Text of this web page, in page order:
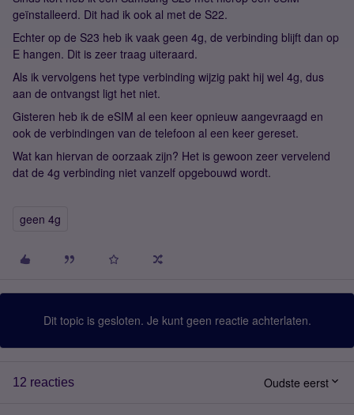
geïnstalleerd. Dit had ik ook al met de S22.
Echter op de S23 heb ik vaak geen 4g, de verbinding blijft dan op
E hangen. Dit is zeer traag uiteraard.
Als ik vervolgens het type verbinding wijzig pakt hij wel 4g, dus
aan de ontvangst ligt het niet.
Gisteren heb ik de eSIM al een keer opnieuw aangevraagd en
ook de verbindingen van de telefoon al een keer gereset.
Wat kan hiervan de oorzaak zijn? Het is gewoon zeer vervelend
dat de 4g verbinding niet vanzelf opgebouwd wordt.
geen 4g
Dit topic is gesloten. Je kunt geen reactie achterlaten.
12 reacties Oudste eerst